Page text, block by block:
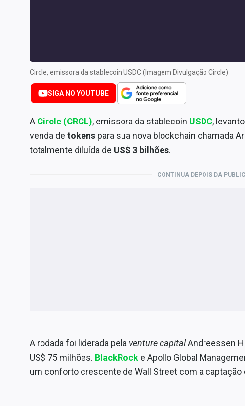
Conteúdo de Marca
Contato
Circle, emissora da stablecoin USDC (Imagem Divulgação Circle)
SIGA NO YOUTUBE
A Circle (CRCL), emissora da stablecoin USDC,
venda de tokens para sua nova blockchain chamada
totalmente diluída de US$ 3 bilhões.
CONTINUA DEPOIS DA
A rodada foi liderada pela venture capitalAndreessen
US$ 75 milhões. BlackRock e Apollo Global
um conforto crescente de Wall Street com a captação